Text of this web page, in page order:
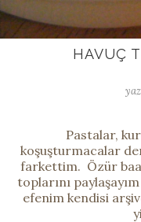
HAVUÇ
Pastalar,
koşuşturmacalar
farkettim. Özür
toplarını
efenim kendisi